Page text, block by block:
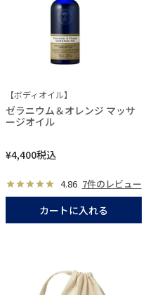
【ボディオイル】
ゼラニウム＆オレンジ マッサ
ージオイル
¥4,400税込
4.86 7件のレビュー
カートに入れる